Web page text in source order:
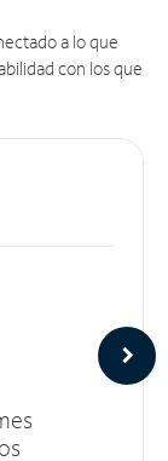
a lo que
con los que